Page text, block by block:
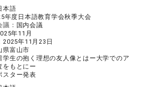
本語
年度日本語教育学会秋季大会
： 国内会議
年11月
2025年11月23日
県富山市
学生の抱く理想の友人像とはー大学でのア
をもとにー
スター発表